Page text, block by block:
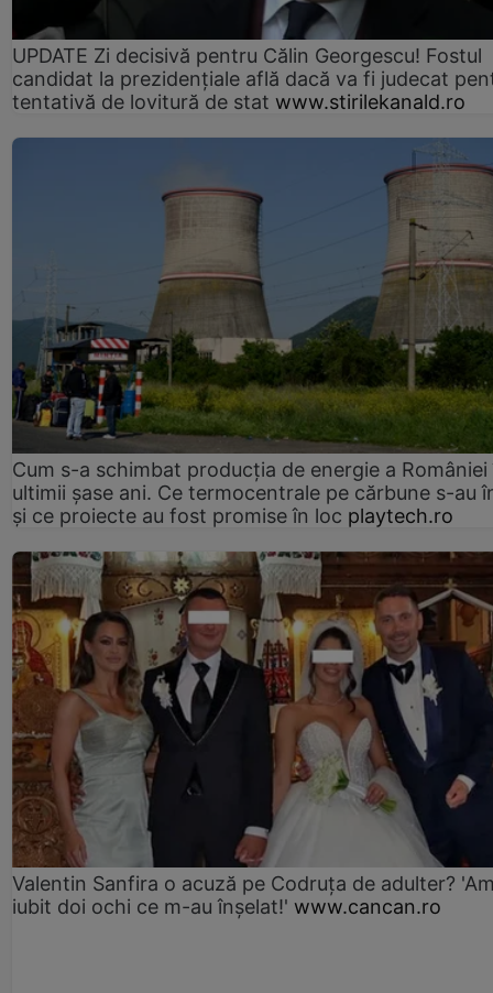
UPDATE Zi decisivă pentru Călin Georgescu! Fostul
candidat la prezidențiale află dacă va fi judecat
tentativă de lovitură de stat www.stirilekanald.ro
Cum s-a schimbat producția de energie a României
ultimii șase ani. Ce termocentrale pe cărbune s-au
și ce proiecte au fost promise în loc playtech.ro
Valentin Sanfira o acuză pe Codruța de adulter?
iubit doi ochi ce m-au înșelat!' www.cancan.ro